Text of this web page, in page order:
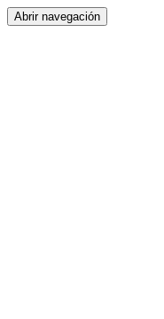
Abrir navegación